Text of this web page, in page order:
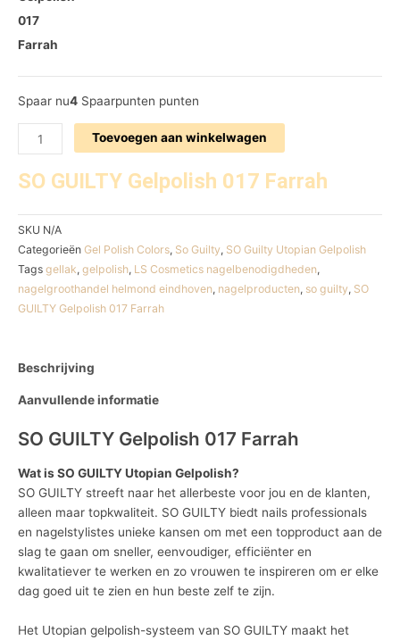
017
Farrah
Spaar nu4 Spaarpunten punten
Toevoegen aan winkelwagen
SO GUILTY Gelpolish 017 Farrah
SKU N/A
Categorieën Gel Polish Colors, So Guilty, SO Guilty Utopian Gelpolish
Tags gellak, gelpolish, LS Cosmetics nagelbenodigdheden,
nagelgroothandel helmond eindhoven, nagelproducten, so guilty, SO
GUILTY Gelpolish 017 Farrah
Beschrijving
Aanvullende informatie
SO GUILTY Gelpolish 017 Farrah
Wat is SO GUILTY Utopian Gelpolish?
SO GUILTY streeft naar het allerbeste voor jou en de klanten,
alleen maar topkwaliteit. SO GUILTY biedt nails professionals
en nagelstylistes unieke kansen om met een topproduct aan de
slag te gaan om sneller, eenvoudiger, efficiënter en
kwalitatiever te werken en zo vrouwen te inspireren om er elke
dag goed uit te zien en hun beste zelf te zijn.
Het Utopian gelpolish-systeem van SO GUILTY maakt het